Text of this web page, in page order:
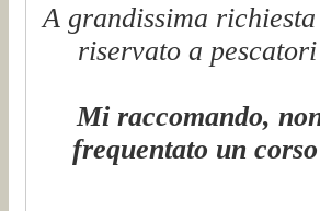
A grandissima
riservato a
Mi raccomando,
frequentato un